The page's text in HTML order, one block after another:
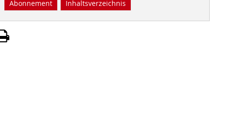
Abonnement Inhaltsverzeichnis